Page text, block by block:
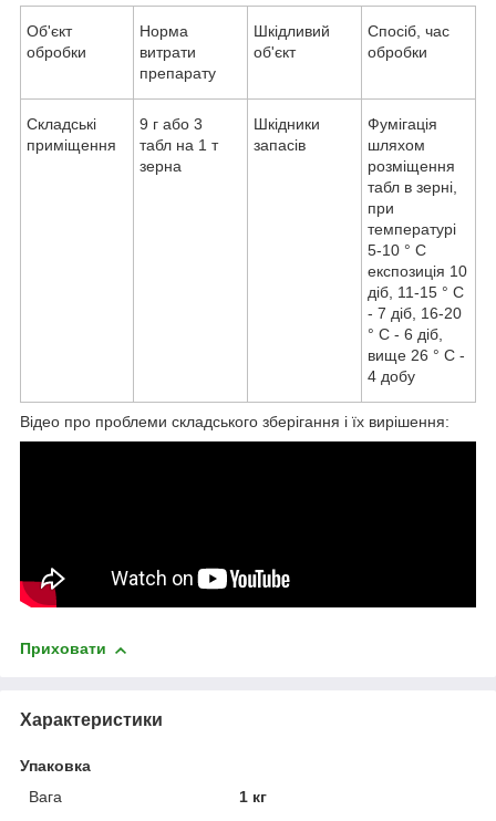
Об'єкт
обробки
Норма
витрати
препарату
Шкідливий
об'єкт
Спосіб, час
обробки
Складські
приміщення
9 г або 3
табл на 1 т
зерна
Шкідники
запасів
Фумігація
шляхом
розміщення
табл в зерні,
при
температурі
5-10 ° С
експозиція 10
діб, 11-15 ° С
- 7 діб, 16-20
° С - 6 діб,
вище 26 ° С -
4 добу
Відео про проблеми складського зберігання і їх вирішення:
Приховати
Характеристики
Упаковка
Вага
1 кг